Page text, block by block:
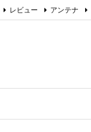
レビュー アンテナ